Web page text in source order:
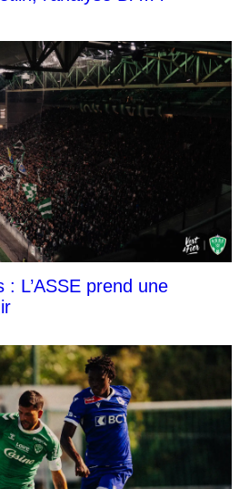
L’ASSE prend une